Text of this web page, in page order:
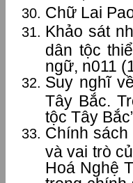
Chữ Lai
Khảo sát
dân tộc
ngữ, n011
Suy nghĩ
Tây Bắc.
tộc Tây
Chính
và vai trò
Hoá Nghệ